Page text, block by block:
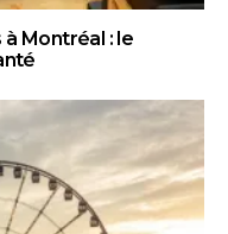
Montréal : le